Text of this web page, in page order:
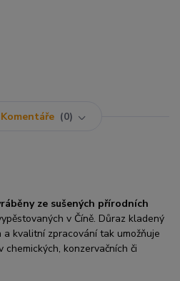
Komentáře 0
ze sušených přírodních
v Číně. Důraz kladený
kvalitní zpracování tak umožňuje
konzervačních či